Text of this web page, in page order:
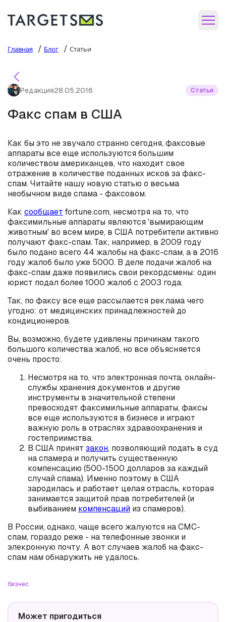
Главная / Блог / Статьи
Редакция28.05.2016 Статьи
Факс спам в США
Как бы это не звучало странно сегодня, факсовые
аппараты все еще используются большим
количеством американцев, что находит свое
отражение в количестве поданных исков за факс-
спам. Читайте нашу новую статью о весьма
необычном виде спама - факсовом.
Как сообщает fortune.com, несмотря на то, что
факсимильные аппараты являются 'вымирающим
животным' во всем мире, в США потребители активно
получают факс-спам. Так, например, в 2009 году
было подано всего 44 жалобы на факс-спам, а в 2016
году жалоб было уже 5000. В деле подачи жалоб на
факс-спам даже появились свои рекордсмены: один
юрист подал более 1000 жалоб с 2003 года.
Так, по факсу все еще рассылается реклама чего
угодно: от медицинских принадлежностей до
кондиционеров.
Вы, возможно, будете удивлены причинам такого
большого количества жалоб, но все объясняется
очень просто:
Несмотря на то, что электронная почта, онлайн-
службы хранения документов и другие
инструменты в значительной степени
превосходят факсимильные аппараты, факсы
все еще используются в бизнесе и играют
важную роль в отраслях здравоохранения и
гостеприимства.
В США принят закон, позволяющий подать в суд
на спамера и получить существенную
компенсацию (500-1500 долларов за каждый
случай спама). Именно поэтому в США
зародилась и работает целая отрасль, которая
занимается защитой прав потребителей (и
выбиванием компенсаций из спамеров).
В России, однако, чаще всего жалуются на СМС-
спам, гораздо реже - на телефонные звонки и
элекронную почту. А вот случаев жалоб на факс-
спам нам обнаружить не удалось.
бизнес
Может пригодиться